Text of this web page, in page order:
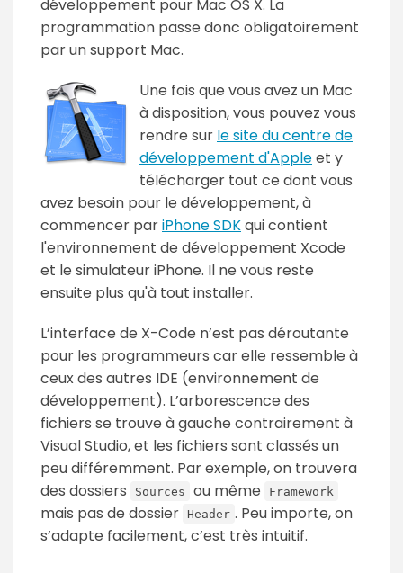
développement pour Mac OS X. La
programmation passe donc obligatoirement
par un support Mac.
Une fois que vous avez un Mac
à disposition, vous pouvez vous
rendre sur le site du centre de
développement d'Appleet y
télécharger tout ce dont vous
avez besoin pour le développement, à
commencer pariPhone SDKqui contient
l'environnement de développement Xcode
et le simulateur iPhone. Il ne vous reste
ensuite plus qu'à tout installer.
L’interface de X-Code n’est pas déroutante
pour les programmeurs car elle ressemble à
ceux des autres IDE (environnement de
développement). L’arborescence des
fichiers se trouve à gauche contrairement à
Visual Studio, et les fichiers sont classés un
peu différemment. Par exemple, on trouvera
des dossiers
Sources ou même Framework
mais pas de dossier Header . Peu importe, on
s’adapte facilement, c’est très intuitif.